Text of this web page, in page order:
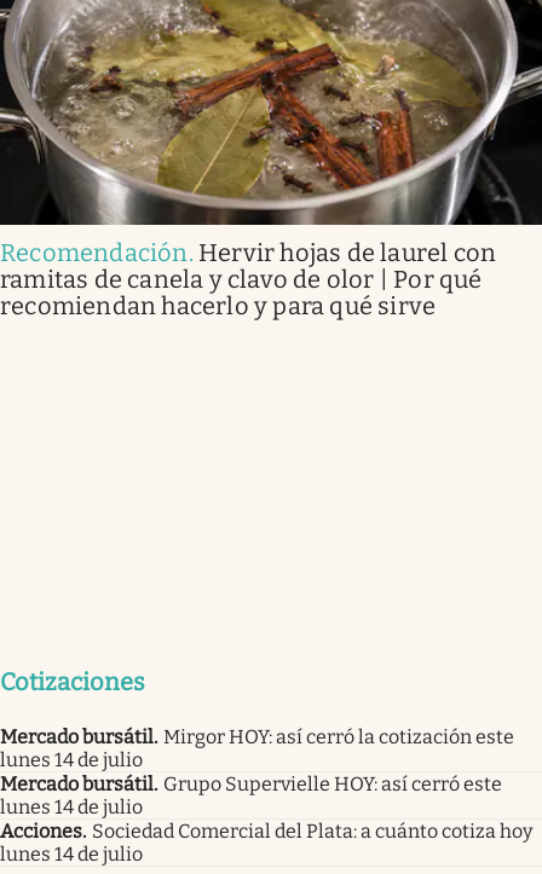
Recomendación. Hervir hojas de laurel con
ramitas de canela y clavo de olor | Por qué
recomiendan hacerlo y para qué sirve
Cotizaciones
Mercado bursátil. Mirgor HOY: así cerró la cotización este
lunes 14 de julio
Mercado bursátil. Grupo Supervielle HOY: así cerró este
lunes 14 de julio
Acciones. Sociedad Comercial del Plata: a cuánto cotiza hoy
lunes 14 de julio